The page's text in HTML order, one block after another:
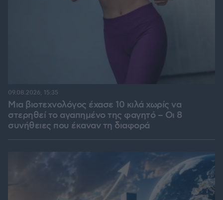
Μια βιοτεχνολόγος έχασε 10 κιλά χωρίς να
στερηθεί το αγαπημένο της φαγητό – Οι 8
συνήθειες που έκαναν τη διαφορά
09.08.2026, 15:35